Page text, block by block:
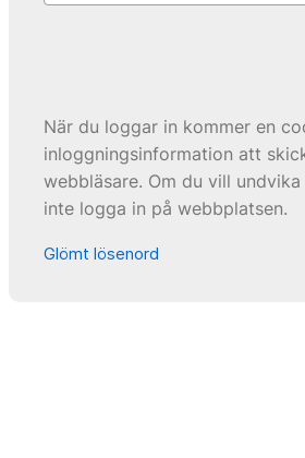
När du loggar in kommer en
inloggningsinformation att
webbläsare. Om du vill
inte logga in på webbplatsen.
Glömt lösenord